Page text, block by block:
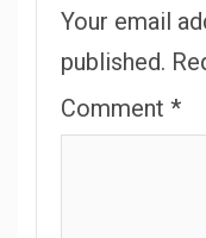
Your email
published.
Comment *